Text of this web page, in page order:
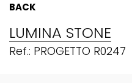
BACK
LUMINA STONE
Ref.: PROGETTO R0247